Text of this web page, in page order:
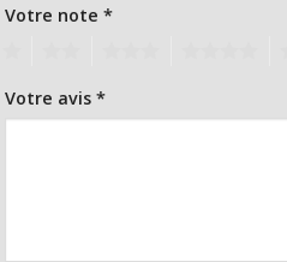
Votre note *
Votre avis *